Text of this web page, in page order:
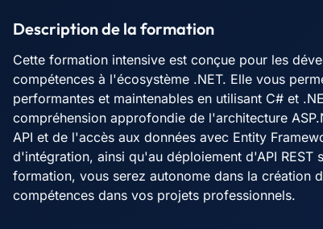
Description de la formation
Cette formation intensive est conçue pour les
compétences à l'écosystème .NET. Elle vous
performantes et maintenables en utilisant C# et
compréhension approfondie de l'architecture
API et de l'accès aux données avec Entity
d'intégration, ainsi qu'au déploiement d'API
formation, vous serez autonome dans la création
compétences dans vos projets professionnels.